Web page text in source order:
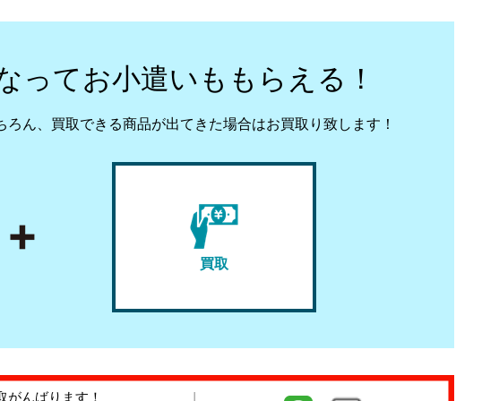
ってお小遣いももらえる！
ろん、買取できる商品が出てきた場合はお買取り致します！
買取
がんばります！